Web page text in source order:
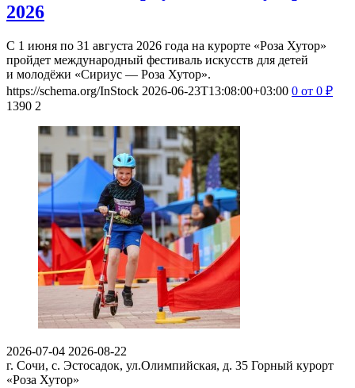
2026
С 1 июня по 31 августа 2026 года на курорте «Роза Хутор»
пройдет международный фестиваль искусств для детей
и молодёжи «Сириус — Роза Хутор».
https://schema.org/InStock 2026-06-23T13:08:00+03:00 0 от 0 ₽
1390 2
2026-07-04 2026-08-22
г. Сочи, с. Эстосадок, ул.Олимпийская, д. 35 Горный курорт
«Роза Хутор»